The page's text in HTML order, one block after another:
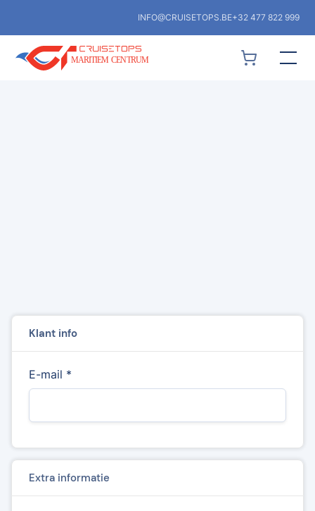
INFO@CRUISETOPS.BE+32 477 822 999
Klant info
E-mail *
Extra informatie